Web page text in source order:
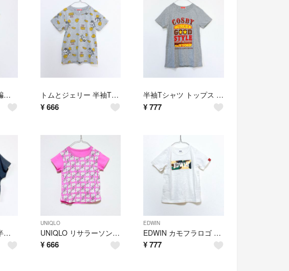
半袖カバーオール 騙し絵ロンパ ホワイト プリント 半袖 ショートオール 70 トムとジェリー 半袖Tシャツ トップス 総柄Tシャツ グレー TOM and JERRY 110
¥ 666
半袖Tシャツ トップス 大きめ グレー ハンバーガープリントCOSBY JEANS Tシャツ 130
¥777
ドルマンデザイン 半袖Tシャツ トップス チャコールグレー色 カットソー 95
UNIQLO
UNIQLO リサラーソン 半袖Tシャツ トップス ピンク バック無地 ゾウ柄 Tシャツ UNIQLO 90
¥ 666
EDWIN
EDWIN カモフラロゴ 半袖Tシャツ トップス カットソー エドウィン 110
¥777